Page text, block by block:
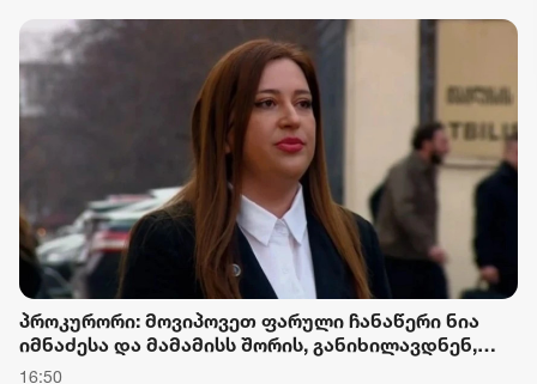
ბესლან კობახია, მოიყვანეს ჩვენი ბიჭები და
მოხდა გაცვლა, იქ ბარამიძე არც ყოფილა
პროკურორი: მოვიპოვეთ ფარული ჩანაწერი ნია
იმნაძესა და მამამისს შორის, განიხილავდნენ,
როგორ ჩაიდინა გაბაშვილმა დანაშაული. იგი არა
16:50